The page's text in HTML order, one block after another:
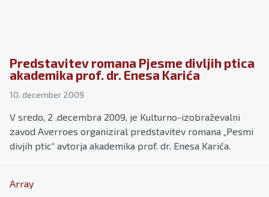
Predstavitev romana Pjesme divljih ptica
akademika prof. dr. Enesa Karića
10. december 2009
V sredo, 2 .decembra 2009, je Kulturno-izobraževalni
zavod Averroes organiziral predstavitev romana „Pesmi
divjih ptic“ avtorja akademika prof. dr. Enesa Karića.
Array